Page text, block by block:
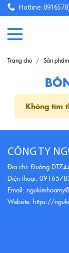
Hotline:
Trang chủ Sản phẩm
Không tìm
CÔNG TY
Địa chỉ: Đường
Điện thoại:
Email:
Website: https://